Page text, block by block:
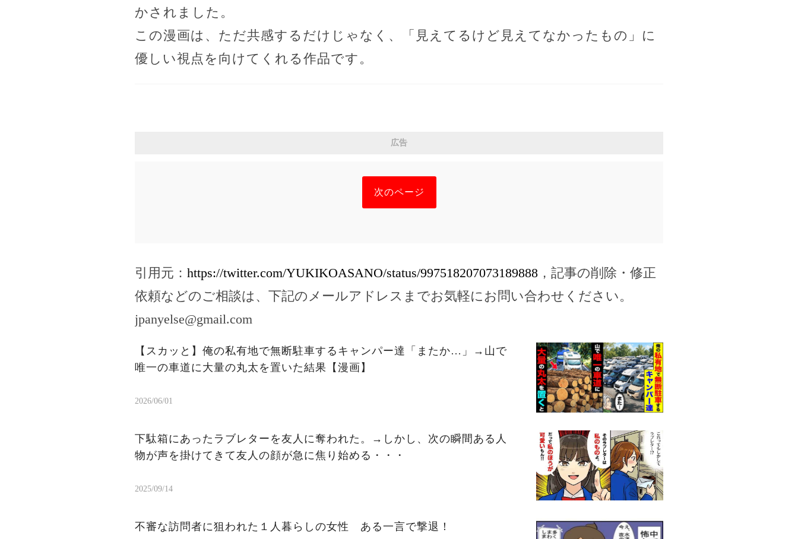
かされました。
この漫画は、ただ共感するだけじゃなく、「見えてるけど見えてなかったもの」に
優しい視点を向けてくれる作品です。
広告
次のページ
引用元： https://twitter.com/YUKIKOASANO/status/997518207073189888 ，記事の削除・修正
依頼などのご相談は、下記のメールアドレスまでお気軽にお問い合わせください。
jpanyelse@gmail.com
【スカッと】俺の私有地で無断駐車するキャンパー達「またか…」→山で
唯一の車道に大量の丸太を置いた結果【漫画】
2026/06/01
下駄箱にあったラブレターを友人に奪われた。→しかし、次の瞬間ある人
物が声を掛けてきて友人の顔が急に焦り始める・・・
2025/09/14
不審な訪問者に狙われた１人暮らしの女性 ある一言で撃退！